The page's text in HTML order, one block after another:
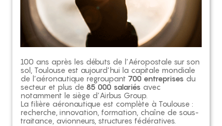
100 ans après les débuts de l’Aéropostale sur son
sol, Toulouse est aujourd’hui la capitale mondiale
de l’aéronautique regroupant 700 entreprises du
secteur et plus de 85 000 salariés avec
notamment le siège d’Airbus Group.
La filière aéronautique est complète à Toulouse :
recherche, innovation, formation, chaîne de sous-
traitance, avionneurs, structures fédératives.